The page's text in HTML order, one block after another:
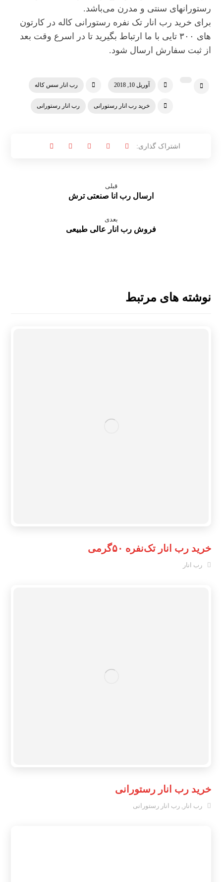
رستورانهای سنتی و مدرن می‌باشد.
برای خرید رب انار تک نفره رستورانی کاله در کارتون
های ۳۰۰ تایی با ما ارتباط بگیرید تا در اسرع وقت بعد
از ثبت سفارش ارسال شود.
آوریل 10, 2018 رب انار سس کاله
خرید رب انار رستورانی رب انار رستورانی
قبلی
ارسال رب انا صنعتی ترش
بعدی
فروش رب انار عالی طبیعی
نوشته های مرتبط
خرید رب انار تک‌نفره ۵۰گرمی
رب انار
خرید رب انار رستورانی
رب انار ,رب انار رستورانی